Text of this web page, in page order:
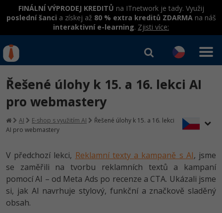
FINÁLNÍ VÝPRODEJ KREDITŮ na ITnetwork je tady. Využij
poslední šanci a získej až 80 % extra kreditů ZDARMAna náš
interaktivní e-learning. Zjisti více:
IT kurzy
Rekvalifikace a kurzy
hrazené úřadem práce
Workshopy zdarma
Datová analýza v praxi
Školení
Základy programování
Objektové programování - OOP
Školení dle technologií
C# .NET
Kurzy IT profesí
Junior programátor
Programátor WWW aplikací
Senior programátor
Jak začít?
Java -80%
Přihlásit se| Registrovat
Řešené úlohy k 15. a 16. lekci AI
pro webmastery
AI E-shop s využitím AI
Řešené úlohy k 15. a 16. lekci
AI pro webmastery
V předchozí lekci, Reklamní texty a kampaně s AI, jsme
se zaměřili na tvorbu reklamních textů a kampaní
pomocí AI – od Meta Ads po recenze a CTA. Ukázali jsme
si, jak AI navrhuje stylový, funkční a značkově sladěný
obsah.